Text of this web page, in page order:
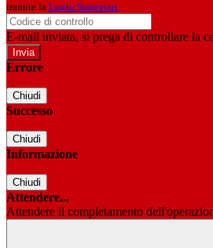
tramite la Login Spaggiari
E-mail inviata, si prega di controllare la
Errore
Chiudi
Successo
Chiudi
Informazione
Chiudi
Attendere...
Attendere il completamento